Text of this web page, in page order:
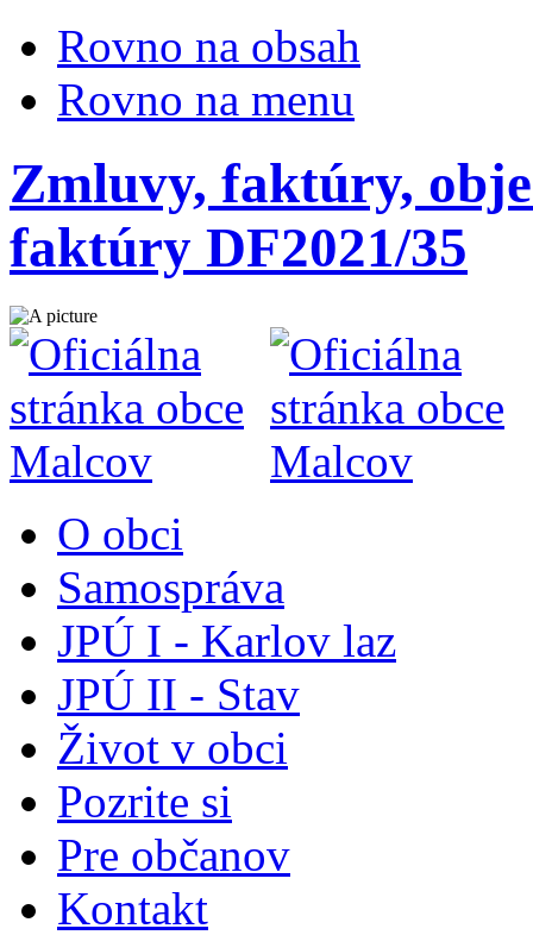
Rovno na obsah
Rovno na menu
Zmluvy, faktúry,
faktúry DF2021/35
O obci
Samospráva
JPÚ I - Karlov laz
JPÚ II - Stav
Život v obci
Pozrite si
Pre občanov
Kontakt